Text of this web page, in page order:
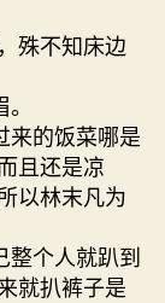
殊不知床边
的饭菜哪是
且还是凉
以林末凡为
个人就趴到
就扒裤子是